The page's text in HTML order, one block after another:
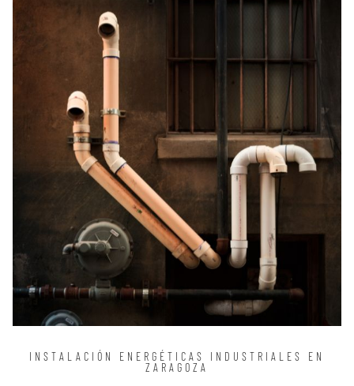
INSTALACIÓN ENERGÉTICAS INDUSTRIALES EN
ZARAGOZA